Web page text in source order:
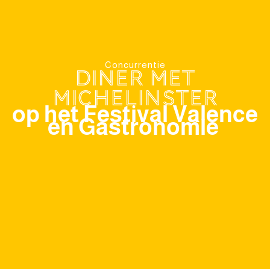
Concurrentie
Diner met
Michelinster
op het Festival Valence
en Gastronomie